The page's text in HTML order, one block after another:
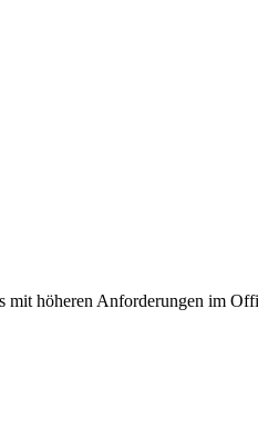
höheren Anforderungen im